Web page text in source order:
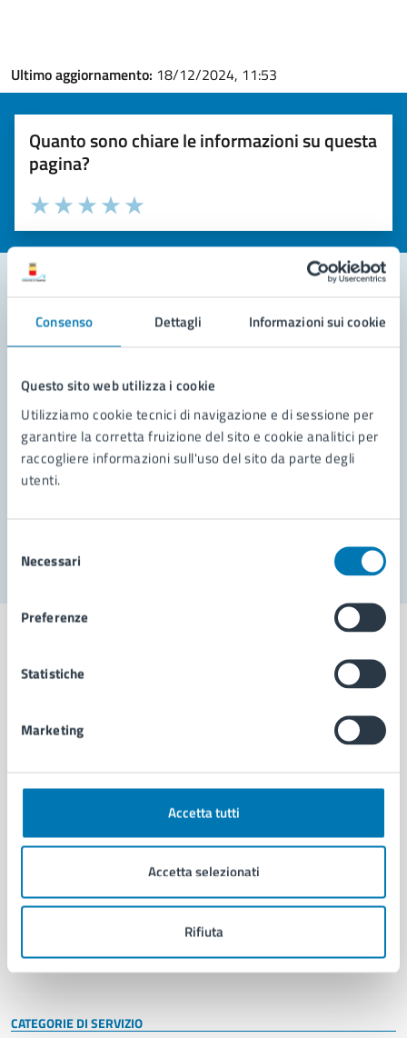
Consenso Dettagli Informazioni sui cookie
Questo sito web utilizza i cookie
Utilizziamo cookie tecnici di navigazione e di sessione per
garantire la corretta fruizione del sito e cookie analitici per
raccogliere informazioni sull'uso del sito da parte degli
utenti.
delNecessari
Preferenze
Statistiche
Marketing
Accetta tutti
Accetta selezionati
Rifiuta
Ultimo aggiornamento: 18/12/2024, 11:53
Quanto sono chiare le informazioni su questa
pagina?
Valuta la chiarezza delle informazioni (da 1 a 5 stelle)
Seleziona il numero di stelle per valutare la chiarezza delle
Valuta 5 stelle su 5
Valuta 4 stelle su 5
Valuta 3 stelle su 5
Valuta 2 stelle su 5
Valuta 1 stelle su 5
Contatta il comune
Richiedi assistenza
Prenota appuntamento
Problemi in città
Aree amministrative
Uffici
Politici
Intranet, posta aziendale e protocollo
CATEGORIE DI SERVIZIO